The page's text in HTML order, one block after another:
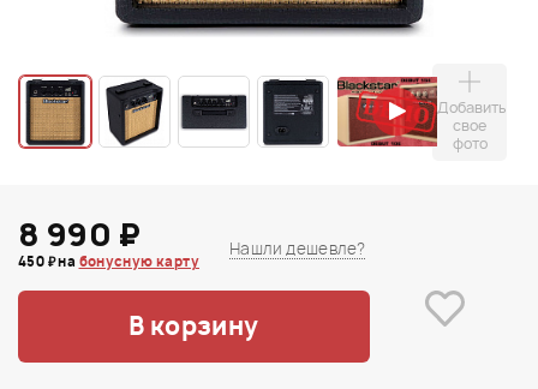
Добавить
свое
фото
8 990 ₽
450 ₽ на бонусную карту
Нашли дешевле?
В корзину